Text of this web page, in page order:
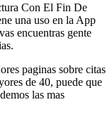
Con El Fin De
una uso en la App
encuentras gente
paginas sobre citas
de 40, puede que
las mas